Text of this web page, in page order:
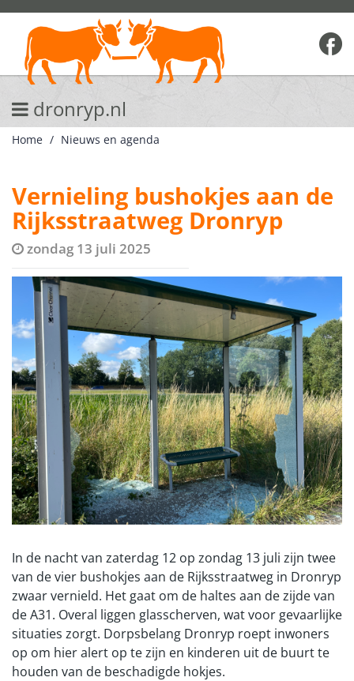
dronryp.nl
Home Nieuws en agenda
Vernieling bushokjes aan de
Rijksstraatweg Dronryp
zondag 13 juli 2025
In de nacht van zaterdag 12 op zondag 13 juli zijn twee
van de vier bushokjes aan de Rijksstraatweg in Dronryp
zwaar vernield. Het gaat om de haltes aan de zijde van
de A31. Overal liggen glasscherven, wat voor gevaarlijke
situaties zorgt. Dorpsbelang Dronryp roept inwoners
op om hier alert op te zijn en kinderen uit de buurt te
houden van de beschadigde hokjes.